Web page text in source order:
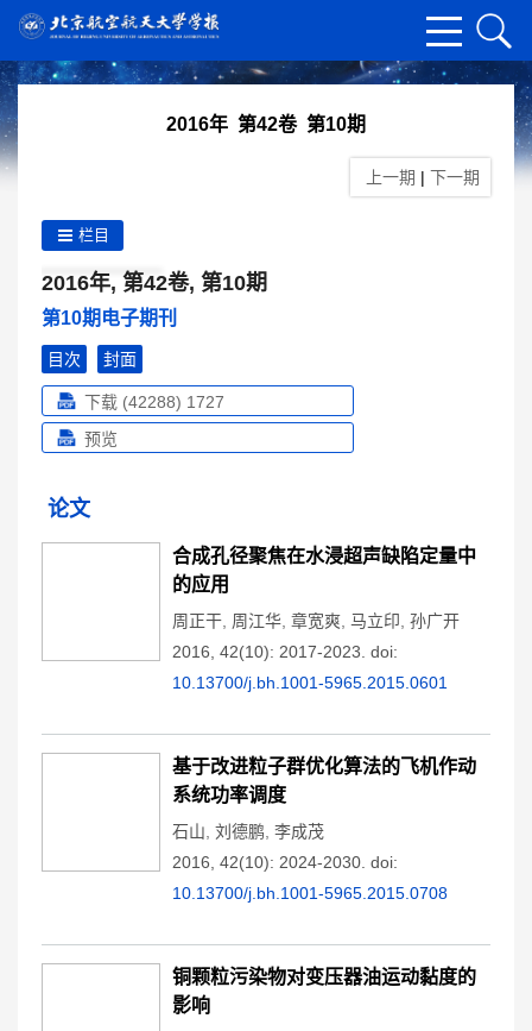
2016年 第42卷 第10期
上一期 | 下一期
栏目
2016年, 第42卷, 第10期
第10期电子期刊
目次 封面
下载 (42288) 1727
预览
论文
合成孔径聚焦在水浸超声缺陷定量中
的应用
周正干 周江华 章宽爽 马立印 孙广开
2016, 42(10): 2017-2023. doi:
10.13700/j.bh.1001-5965.2015.0601
基于改进粒子群优化算法的飞机作动
系统功率调度
石山 刘德鹏 李成茂
2016, 42(10): 2024-2030. doi:
10.13700/j.bh.1001-5965.2015.0708
铜颗粒污染物对变压器油运动黏度的
影响